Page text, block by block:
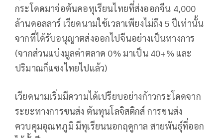
กระโดดมาจ่อต้นคอทุเรียนไทยที่ส่งออกจีน 4,000
ล้านดอลลาร์ เวียดนามใช้เวลาเพียงไม่ถึง 5 ปีเท่านั้น
จากที่ได้รับอนุญาตส่งออกไปจีนอย่างเป็นทางการ
(จากส่วนแบ่งมูลค่าตลาด 0% มาเป็น 40+% และ
ปริมาณก็แซงไทยไปแล้ว)
เวียดนามเริ่มมีความได้เปรียบอย่างก้าวกระโดดจาก
ระยะทางการขนส่ง ต้นทุนโลจิสติกส์ การขนส่ง
ควบคุมอุณหภูมิ มีทุเรียนนอกฤดูกาล สายพันธุ์ที่ออก